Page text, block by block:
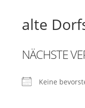
alte
NÄCHSTE
Keine